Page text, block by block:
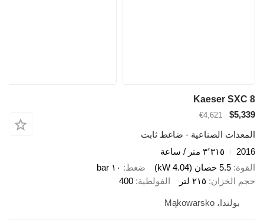
Kaeser SXC 8
$5,339
€4,621
المعدات الصناعية - ضاغط ثابت
2016
٣٬٣١٥ متر / ساعة
القوة 5.5 حصان (4.04 kW) ضغط
١٠ bar
حجم الخزان ٢١٥ لتر الفولطية 400
بولندا، Mąkowarsko